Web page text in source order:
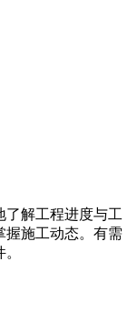
了解工程进度与工
握施工动态。有需